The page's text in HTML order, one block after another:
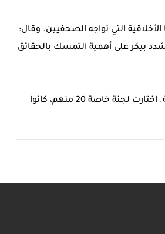
التي تواجه الصحفيين. وقال:
شدد بيكر على أهمية التمسك بالحقائق
قرابة 200 صحفي وصحفية، من مختلف الدول العربية تقدموا للمشاركة في الورشة. اختارت لجنة خاصة 20 منهم، كانوا